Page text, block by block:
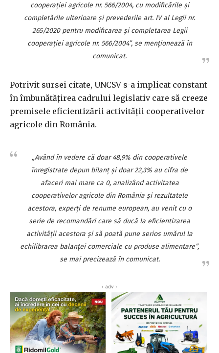
cooperaţiei agricole nr. 566/2004, cu modificările şi
completările ulterioare şi prevederile art. IV al Legii nr.
265/2020 pentru modificarea şi completarea Legii
cooperaţiei agricole nr. 566/2004”, se menţionează în
comunicat.
Potrivit sursei citate, UNCSV s-a implicat constant
în îmbunătăţirea cadrului legislativ care să creeze
premisele eficientizării activităţii cooperativelor
agricole din România.
„Având în vedere că doar 48,9% din cooperativele
înregistrate depun bilanţ şi doar 22,3% au cifra de
afaceri mai mare ca 0, analizând activitatea
cooperativelor agricole din România şi rezultatele
acestora, experţi de renume european, au venit cu o
serie de recomandări care să ducă la eficientizarea
activităţii acestora şi să poată pune serios umărul la
echilibrarea balanţei comerciale cu produse alimentare”,
se mai precizează în comunicat.
‹ adv ›